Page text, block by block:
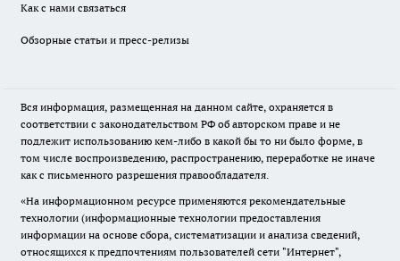
Как с нами связаться
Обзорные статьи и пресс-релизы
Вся информация, размещенная на данном сайте, охраняется в
соответствии с законодательством РФ об авторском праве и не
подлежит использованию кем-либо в какой бы то ни было форме, в
том числе воспроизведению, распространению, переработке не иначе
как с письменного разрешения правообладателя.
«На информационном ресурсе применяются рекомендательные
технологии (информационные технологии предоставления
информации на основе сбора, систематизации и анализа сведений,
относящихся к предпочтениям пользователей сети "Интернет",